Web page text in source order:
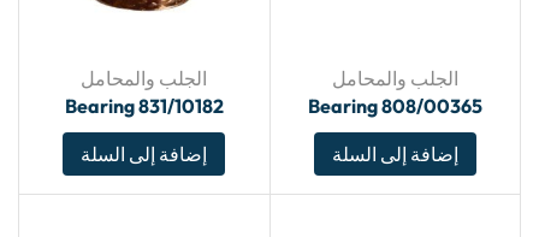
الجلب والمحامل
Bearing 808/00365
إضافة إلى السلة
الجلب والمحامل
Bearing 831/10182
إضافة إلى السلة